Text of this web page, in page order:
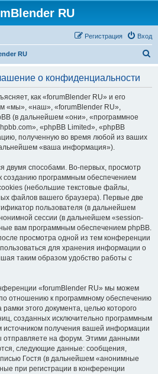
RU
Вход
Регистрация
RU
о конфиденциальности
как «forumBlender RU» и его
«мы», «наш», «forumBlender RU»,
(в дальнейшем «они», «программное
«phpBB Limited», «phpBB
полученную во время любой из ваших
«ваша информация»).
двумя способами. Во-первых, просмотр
созданию программным обеспечением
(небольшие текстовые файлы,
файлов вашего браузера). Первые две
пользователя (в дальнейшем
сессии (в дальнейшем «session-
вам программным обеспечением phpBB.
просмотра одной из тем конференции
для хранения информации о
таким образом удобство работы с
«forumBlender RU» мы можем
отношению к программному обеспечению
этого документа, целью которого
созданных исключительно программным
получения вашей информации
отправляете на форум. Этими данными
следующие данные: сообщения,
Гостя (в дальнейшем «анонимные
при регистрации в конференции